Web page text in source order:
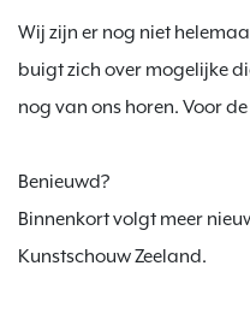
Wij zijn er nog niet
buigt zich over mogelijke
nog van ons horen. Voor
Benieuwd?
Binnenkort volgt meer
Kunstschouw Zeeland.